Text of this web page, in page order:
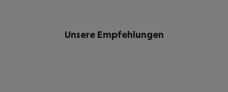
Unsere Empfehlungen